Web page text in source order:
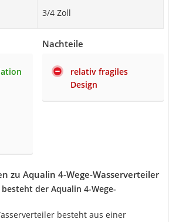
3/4 Zoll
Nachteile
relativ fragiles
Design
zu Aqualin 4-Wege-Wasserverteiler
der Aqualin 4-Wege-
besteht aus einer